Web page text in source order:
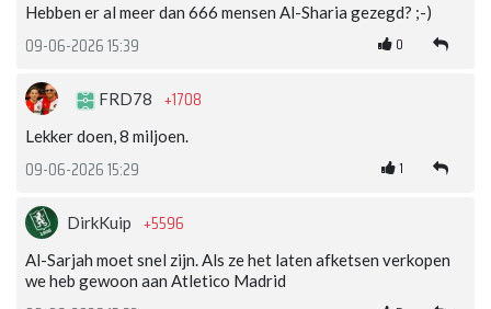
Hebben er al meer dan 666 mensen Al-Sharia gezegd? ;-)
09-06-2026 15:39 0
FRD78 +1708
Lekker doen, 8 miljoen.
09-06-2026 15:29 1
DirkKuip +5596
Al-Sarjah moet snel zijn. Als ze het laten afketsen verkopen
we heb gewoon aan Atletico Madrid